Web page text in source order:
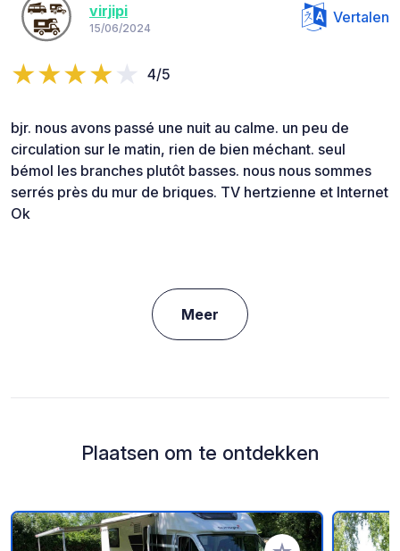
virjipi
15/06/2024
Vertalen
4/5
bjr. nous avons passé une nuit au calme. un peu de
circulation sur le matin, rien de bien méchant. seul
bémol les branches plutôt basses. nous nous sommes
serrés près du mur de briques. TV hertzienne et Internet
Ok
Meer
Plaatsen om te ontdekken